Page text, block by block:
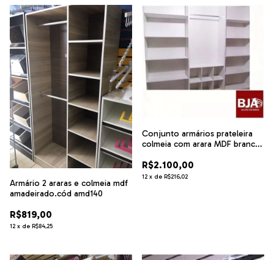
Armário 2 araras e colmeia mdf
amadeirado.cód amd140
R$819,00
12 x de R$84,25
Conjunto armários prateleira
colmeia com arara MDF branco
R$2.100,00
12 x de R$216,02